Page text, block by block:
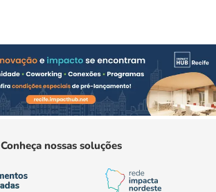
Conheça nossas soluções